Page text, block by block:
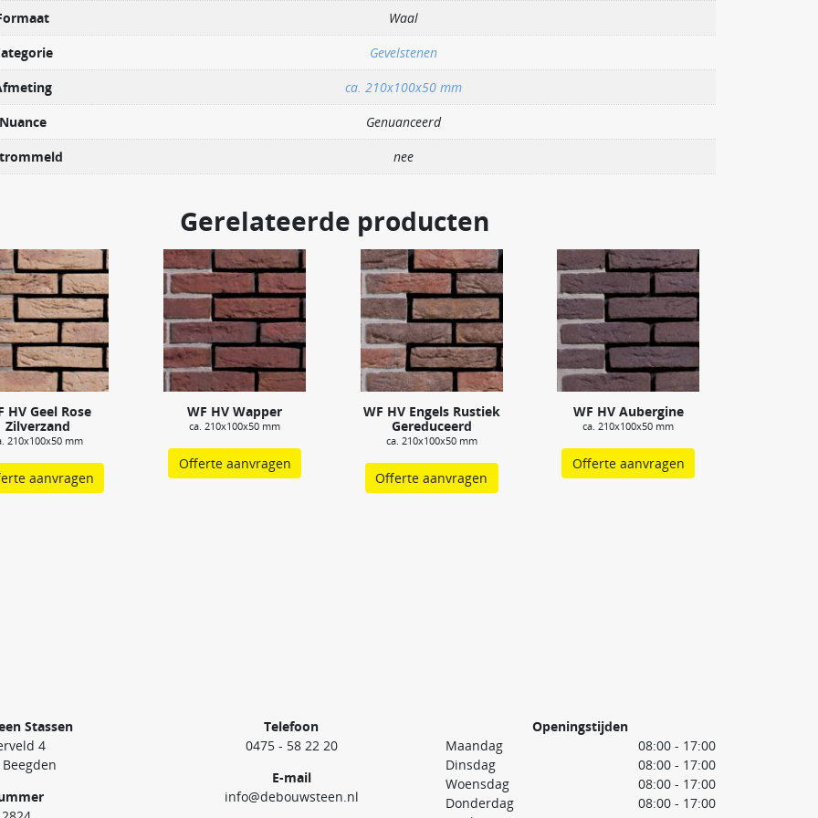
Waal
Gevelstenen
ca. 210x100x50 mm
Genuanceerd
nee
Gerelateerde producten
HV Geel Rose
Zilverzand
210x100x50 mm
aanvragen
WF HV Wapper
ca. 210x100x50 mm
Offerte aanvragen
WF HV Engels Rustiek
Gereduceerd
ca. 210x100x50 mm
Offerte aanvragen
WF HV Aubergine
ca. 210x100x50 mm
Offerte aanvragen
Stassen
4
Telefoon
0475 - 58 22 20
E-mail
info@debouwsteen.nl
Openingstijden
Maandag
08:00 - 17:00
Dinsdag
08:00 - 17:00
Woensdag
08:00 - 17:00
Donderdag
08:00 - 17:00